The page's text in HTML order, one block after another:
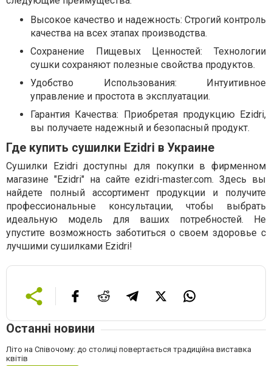
Высокое качество и надежность: Строгий контроль
качества на всех этапах производства.
Сохранение Пищевых Ценностей: Технологии
сушки сохраняют полезные свойства продуктов.
Удобство Использования: Интуитивное
управление и простота в эксплуатации.
Гарантия Качества: Приобретая продукцию Ezidri,
вы получаете надежный и безопасный продукт.
Где купить сушилки Ezidri в Украине
Сушилки Ezidri доступны для покупки в фирменном
магазине "Ezidri" на сайте ezidri-master.com. Здесь вы
найдете полный ассортимент продукции и получите
профессиональные консультации, чтобы выбрать
идеальную модель для ваших потребностей. Не
упустите возможность заботиться о своем здоровье с
лучшими сушилками Ezidri!
Останні новини
Літо на Співочому: до столиці повертається традиційна виставка
квітів